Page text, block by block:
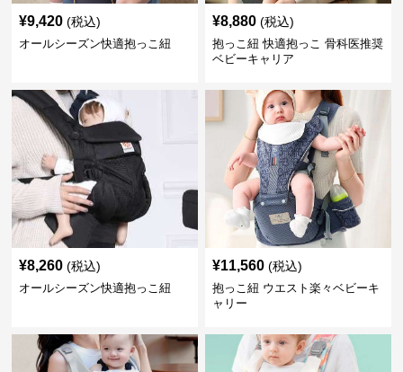
¥9,420 (税込)
オールシーズン快適抱っこ紐
¥8,880 (税込)
抱っこ紐 快適抱っこ 骨科医推奨
ベビーキャリア
¥8,260 (税込)
オールシーズン快適抱っこ紐
¥11,560 (税込)
抱っこ紐 ウエスト楽々ベビーキ
ャリー